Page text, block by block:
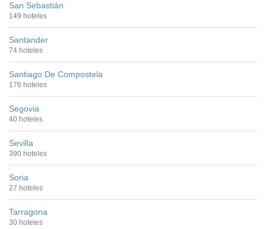
San Sebastián
149 hoteles
Santander
74 hoteles
Santiago De Compostela
176 hoteles
Segovia
40 hoteles
Sevilla
390 hoteles
Soria
27 hoteles
Tarragona
30 hoteles